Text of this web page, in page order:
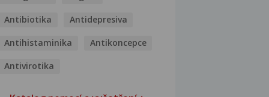
Antibiotika Antidepresiva
Antihistaminika Antikoncepce
Antivirotika